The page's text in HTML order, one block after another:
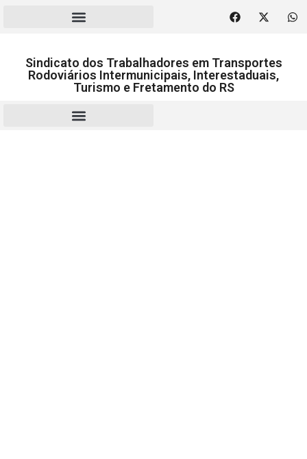
Sindicato dos Trabalhadores em Transportes
Rodoviários Intermunicipais, Interestaduais,
Turismo e Fretamento do RS